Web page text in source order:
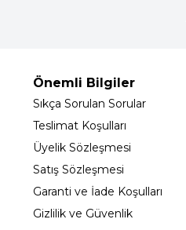
Önemli Bilgiler
Sıkça Sorulan Sorular
Teslimat Koşulları
Üyelik Sözleşmesi
Satış Sözleşmesi
Garanti ve İade Koşulları
Gizlilik ve Güvenlik